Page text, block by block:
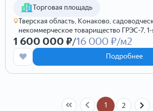
Торговая площадь
Тверская область, Конаково,
некоммерческое товарищество ГРЭС-7, 1-
Подробнее
1 600 000 ₽/16 000 ₽/м2
1 2